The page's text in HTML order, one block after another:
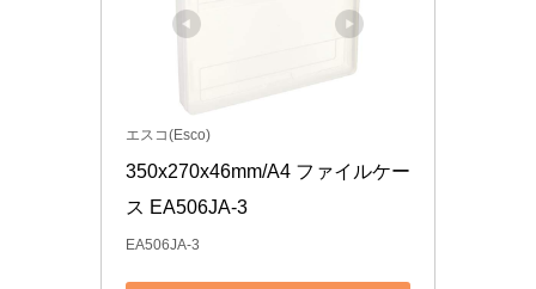
エスコ(Esco)
350x270x46mm/A4 ファイルケー
ス EA506JA-3
EA506JA-3